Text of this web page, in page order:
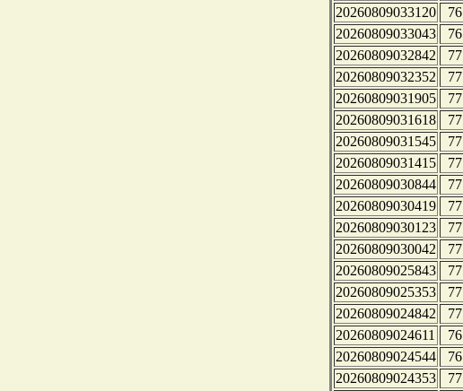
20260809033120
76
20260809033043
76
20260809032842
77
20260809032352
77
20260809031905
77
20260809031618
77
20260809031545
77
20260809031415
77
20260809030844
77
20260809030419
77
20260809030123
77
20260809030042
77
20260809025843
77
20260809025353
77
20260809024842
77
20260809024611
76
20260809024544
76
20260809024353
77